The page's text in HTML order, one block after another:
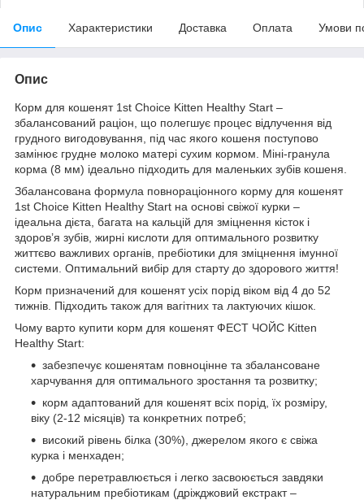
Опис Характеристики Доставка Оплата Умови
Опис
Корм для кошенят 1st Choice Kitten Healthy Start –
збалансований раціон, що полегшує процес відлучення від
грудного вигодовування, під час якого кошеня поступово
замінює грудне молоко матері сухим кормом. Міні-гранула
корма (8 мм) ідеально підходить для маленьких зубів кошеня.
Збалансована формула повнораціонного корму для кошенят
1st Choice Kitten Healthy Start на основі свіжої курки –
ідеальна дієта, багата на кальцій для зміцнення кісток і
здоров’я зубів, жирні кислоти для оптимального розвитку
життєво важливих органів, пребіотики для зміцнення імунної
системи. Оптимальний вибір для старту до здорового життя!
Корм призначений для кошенят усіх порід віком від 4 до 52
тижнів. Підходить також для вагітних та лактуючих кішок.
Чому варто купити корм для кошенят ФЕСТ ЧОЙС Kitten
Healthy Start:
забезпечує кошенятам повноцінне та збалансоване
харчування для оптимального зростання та розвитку;
корм адаптований для кошенят всіх порід, їх розміру,
віку (2-12 місяців) та конкретних потреб;
високий рівень білка (30%), джерелом якого є свіжа
курка і менхаден;
добре перетравлюється і легко засвоюється завдяки
натуральним пребіотикам (дріжджовий екстракт –